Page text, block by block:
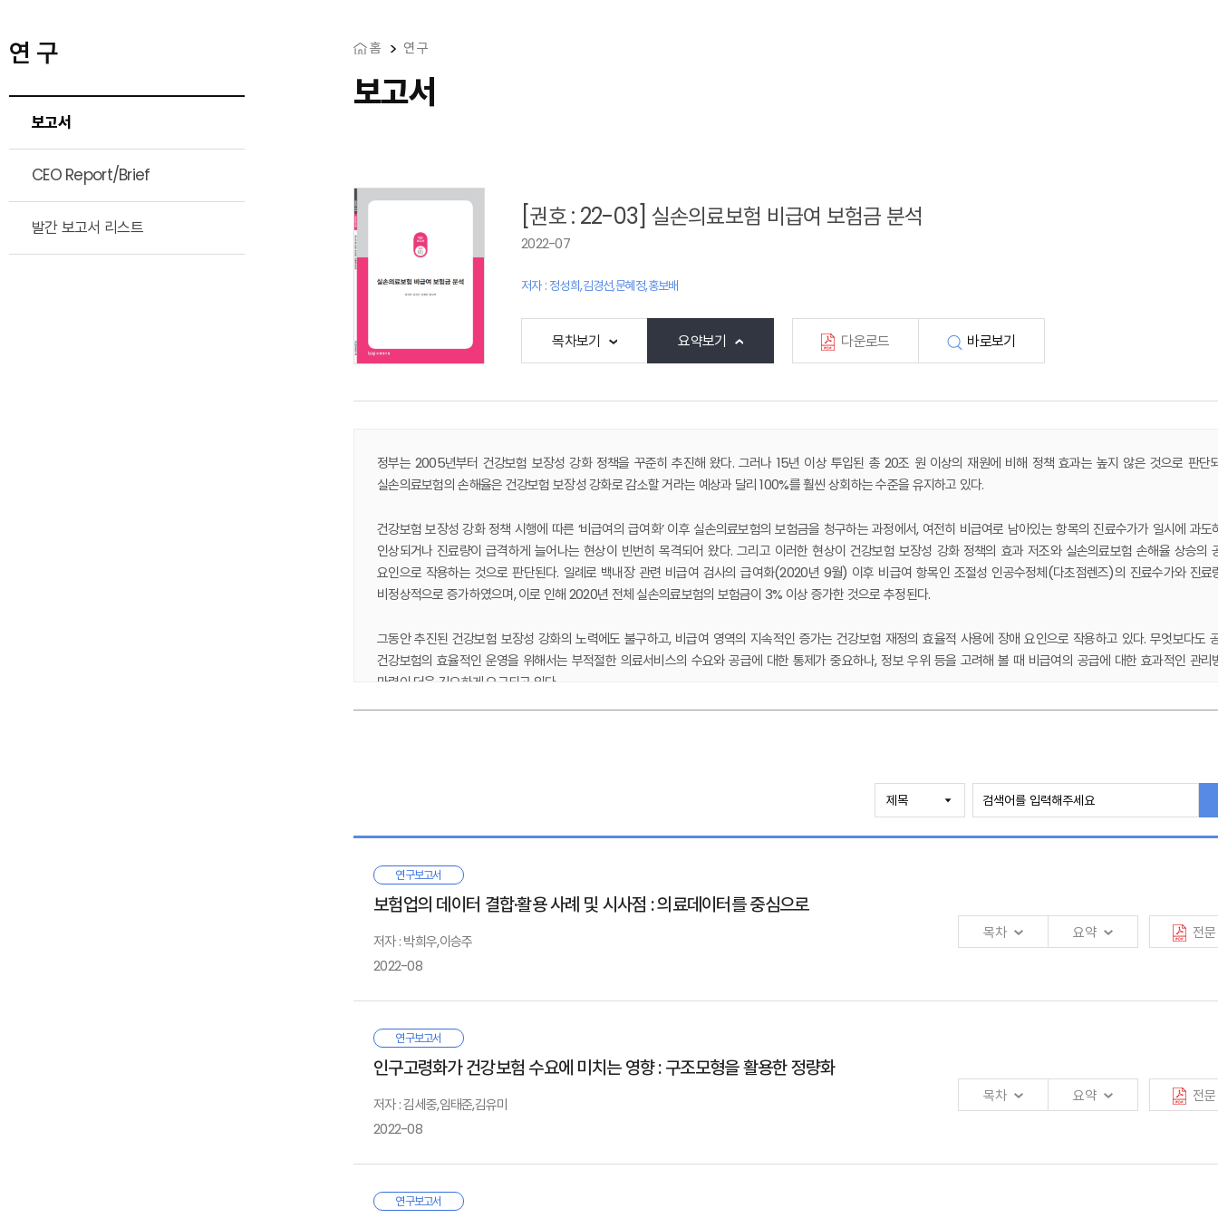
연 구
보고서
CEO Report/Brief
발간 보고서 리스트
홈 연 구
보고서
[권호 : 22-03] 실손의료보험 비급여 보험금 분석
2022-07
저자 : 정성희,김경선,문혜정,홍보배
목차보기 요약보기 다운로드 바로보기
정부는 2005년부터 건강보험 보장성 강화 정책을 꾸준히 추진해 왔다. 그러나 15년 이상 투입된 총 20조 원 이상의 재원에 비해 정책 효과는 높지 않은 것으로 판단
실손의료보험의 손해율은 건강보험 보장성 강화로 감소할 거라는 예상과 달리 100%를 훨씬 상회하는 수준을 유지하고 있다.
건강보험 보장성 강화 정책 시행에 따른 ‘비급여의 급여화’ 이후 실손의료보험의 보험금을 청구하는 과정에서, 여전히 비급여로 남아있는 항목의 진료수가가 일시에 과도
인상되거나 진료량이 급격하게 늘어나는 현상이 빈번히 목격되어 왔다. 그리고 이러한 현상이 건강보험 보장성 강화 정책의 효과 저조와 실손의료보험 손해율 상승의
요인으로 작용하는 것으로 판단된다. 일례로 백내장 관련 비급여 검사의 급여화(2020년 9월) 이후 비급여 항목인 조절성 인공수정체(다초점렌즈)의 진료수가와 진료
비정상적으로 증가하였으며, 이로 인해 2020년 전체 실손의료보험의 보험금이 3% 이상 증가한 것으로 추정된다.
그동안 추진된 건강보험 보장성 강화의 노력에도 불구하고, 비급여 영역의 지속적인 증가는 건강보험 재정의 효율적 사용에 장애 요인으로 작용하고 있다. 무엇보다도
건강보험의 효율적인 운영을 위해서는 부적절한 의료서비스의 수요와 공급에 대한 통제가 중요하나, 정보 우위 등을 고려해 볼 때 비급여의 공급에 대한 효과적인 관리
마련이 더욱 긴요하게 요구되고 있다.
Ⅱ. 실손의료보험 통계 분석
1. 청구 현황
2. 비급여 청구 현황
Ⅲ. 백내장 사례를 통해 본 건강보험 보장성 강화가 실손보험금에 미치는 영향
2. 백내장 수술의 실손보험금 회귀분석
Ⅳ. 의료서비스의 도덕적 해이와 비급여 관리의 해외 사례
1. 의료서비스 선택과 도덕적 해이
2. 비급여 관리 해외 사례
Ⅴ. 제언
연구보고서
보험업의 데이터 결합·활용 사례 및 시사점 : 의료데이터를 중심으로
저자 : 박희우,이승주
2022-08
목차 요약 전문
보험업은 여러 분야에서 발생하는 위험을 통계적으로 분석하여 상품 혹은 서비스를 제공하기 때문에 데이터의 활용이 가장 중요한 산업이다. 보험회사는 영위하는
서비스로부터 직접 취득한 내부데이터와 다른 사업자로부터 취득한 외부데이터를 활용한다. 외부데이터는 개인정보 활용을 위한 정보주체의 선제적 동의가 쉽지 않아
활용에 제약이 있었지만, 제도적 개선이 추진됨에 따라 보험업권에서도 이종 업종 외부데이터의 결합과 활용을 통해 다양한 부가가치를 창출할 수 있다는 기대감이
커지고 있다. 보험회사가 외부데이터를 활용하여 기대할 수 있는 편익을 예상하기 위해서 해외 사례를 살펴볼 수 있으며, 해외 보험회사는 외부데이터를 활용하여
보험료 정교화, 언더라이팅 효율성 개선, 보험사기 방지 등 다양한 성과를 거두고 있다.
우리나라 보험회사는 외부데이터 활용을 위한 첫 단추로서 공공의료데이터의 활용을 추진 중이다. 우리나라 공공의료데이터의 가용성, 인프라 및 제도, 거버넌스는
경우에도 사회적 신뢰가 높은 핀란드에서는 의료데이터를 공유하여 혁신 활동에 활용하고 있지만, 사회적 합의가 부족한 영국에서는 의료데이터 활용을 통한 대규모
Ⅰ. 서론
Ⅱ. 보험업의 데이터 활용
3. 국내 보험회사의 외부데이터 결합·활용 현황
연구보고서
인구고령화가 건강보험 수요에 미치는 영향 : 구조모형을 활용한 정량화
저자 : 김세중,임태준,김유미
2022-08
목차 요약 전문
본 보고서는 개인보험의 수요에 영향을 미치는 다양한 변수 중 인구구조 변화에 집중한다. 인구구조 변화는 인구구조 변화 자체뿐만 아니라 인구구조 변화로 인해
연구보고서